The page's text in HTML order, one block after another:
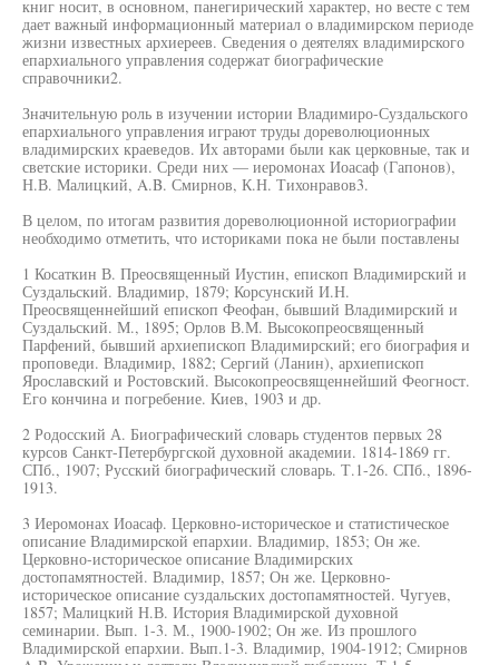
книг носит, в основном, панегирический характер, но весте с тем
дает важный информационный материал о владимирском периоде
жизни известных архиереев. Сведения о деятелях владимирского
епархиального управления содержат биографические
справочники2.
Значительную роль в изучении истории Владимиро-Суздальского
епархиального управления играют труды дореволюционных
владимирских краеведов. Их авторами были как церковные, так и
светские историки. Среди них — иеромонах Иоасаф (Гапонов),
Н.В. Малицкий, A.B. Смирнов, К.Н. Тихонравов3.
В целом, по итогам развития дореволюционной историографии
необходимо отметить, что историками пока не были поставлены
1 Косаткин В. Преосвященный Иустин, епископ Владимирский и
Суздальский. Владимир, 1879; Корсунский И.Н.
Преосвященнейший епископ Феофан, бывший Владимирский и
Суздальский. М., 1895; Орлов В.М. Высокопреосвященный
Парфений, бывший архиепископ Владимирский; его биография и
проповеди. Владимир, 1882; Сергий (Ланин), архиепископ
Ярославский и Ростовский. Высокопреосвященнейший Феогност.
Его кончина и погребение. Киев, 1903 и др.
2 Родосский А. Биографический словарь студентов первых 28
курсов Санкт-Петербургской духовной академии. 1814-1869 гг.
СПб., 1907; Русский биографический словарь. Т.1-26. СПб., 1896-
1913.
3 Иеромонах Иоасаф. Церковно-историческое и статистическое
описание Владимирской епархии. Владимир, 1853; Он же.
Церковно-историческое описание Владимирских
достопамятностей. Владимир, 1857; Он же. Церковно-
историческое описание суздальских достопамятностей. Чугуев,
1857; Малицкий Н.В. История Владимирской духовной
семинарии. Вып. 1-3. М., 1900-1902; Он же. Из прошлого
Владимирской епархии. Вып.1-3. Владимир, 1904-1912; Смирнов